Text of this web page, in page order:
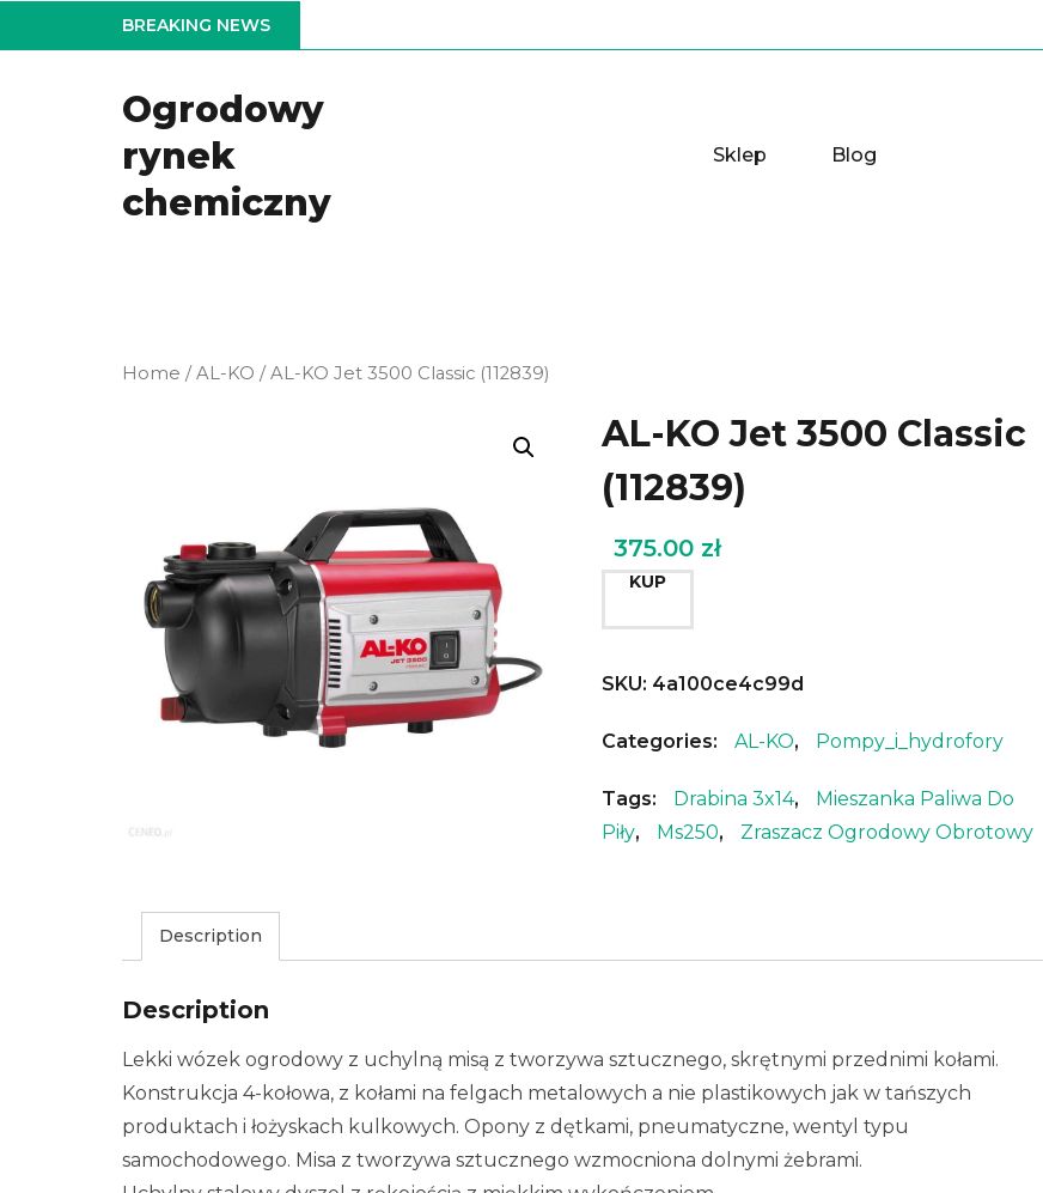
to
BREAKING NEWS
Ogrodowy
rynek
chemiczny
Sklep Blog
Home /AL-KO / AL-KO Jet 3500 Classic (112839)
AL-KO Jet 3500 Classic
(112839)
375.00 zł
KUP
SKU: 4a100ce4c99d
Categories: AL-KO, Pompy_i_hydrofory
Tags: Drabina 3x14,
Mieszanka Paliwa Do
Piły, Ms250, Zraszacz Ogrodowy Obrotowy
Description
Description
Lekki wózek ogrodowy z uchylną misą z tworzywa sztucznego, skrętnymi przednimi kołami.
Konstrukcja 4-kołowa, z kołami na felgach metalowych a nie plastikowych jak w tańszych
produktach i łożyskach kulkowych. Opony z dętkami, pneumatyczne, wentyl typu
samochodowego. Misa z tworzywa sztucznego wzmocniona dolnymi żebrami.